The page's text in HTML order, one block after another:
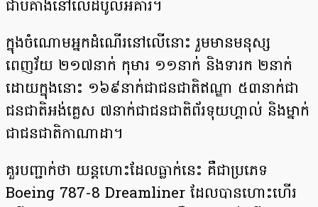
ជាប់គាំងនៅលើដំបូលអគារ។
ក្នុងចំណោមអ្នកដំណើរនៅលើនោះ រួមមានមនុស្ស
ពេញវ័យ ២១៧នាក់ កុមារ ១១នាក់ និងទារក ២នាក់
ដោយក្នុងនោះ ១៦៩នាក់ជាជនជាតិឥណ្ឌា ៥៣នាក់ជា
ជនជាតិអង់គ្លេស ៧នាក់ជាជនជាតិព័រទុយហ្គាល់ និងម្នាក់
ជាជនជាតិកាណាដា។
គួរបញ្ជាក់ថា យន្តហោះដែលធ្លាក់នេះ គឺជាប្រភេទ
Boeing 787-8 Dreamliner ដែលបានហោះហើរ